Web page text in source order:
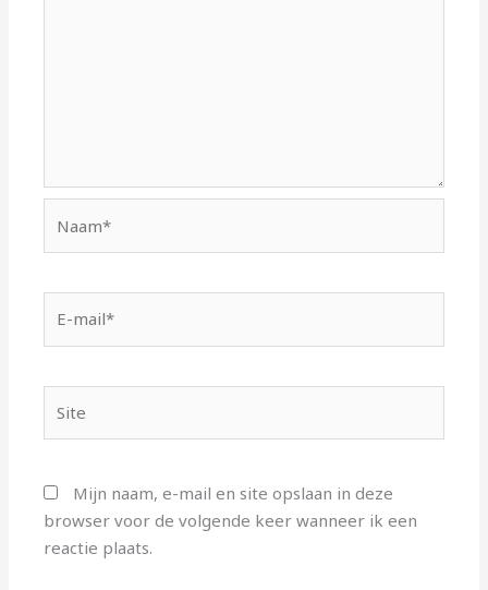
mail*
Mijn naam, e-mail en site opslaan in deze
browser voor de volgende keer wanneer ik een
reactie plaats.